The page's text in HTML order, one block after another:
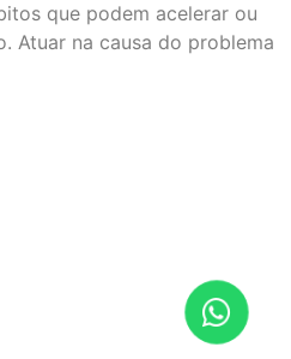
que podem acelerar ou
Atuar na causa do problema